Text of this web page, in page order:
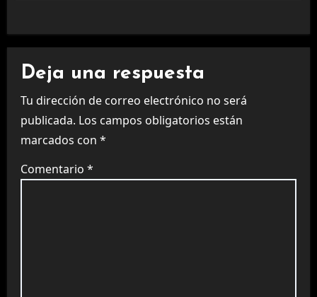
Deja una respuesta
Tu dirección de correo electrónico no será
publicada. Los campos obligatorios están
marcados con *
Comentario *